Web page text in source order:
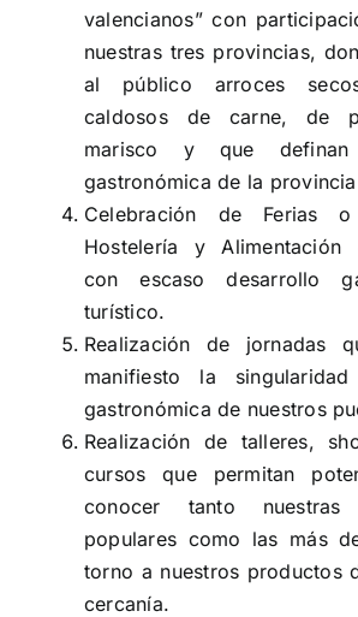
valencianos” con
nuestras tres provincias,
al público arroces
caldosos de carne, de
marisco y que
gastronómica de la
Celebración de Ferias
Hostelería y Alimentación
con escaso desarrollo
turístico.
Realización de jornadas
manifiesto la
gastronómica de nuestros
Realización de talleres,
cursos que permitan
conocer tanto
populares como las más
torno a nuestros productos
cercanía.